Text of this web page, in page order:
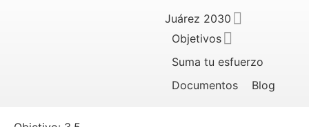
Juárez 2030
Objetivos
Suma tu esfuerzo
Documentos
Blog